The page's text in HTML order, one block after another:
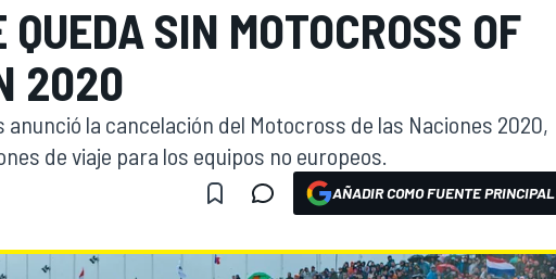
QUEDA SIN MOTOCROSS OF
2020
anunció la cancelación del Motocross de las Naciones 2020,
de viaje para los equipos no europeos.
AÑADIR COMO FUENTE PRINCIPAL